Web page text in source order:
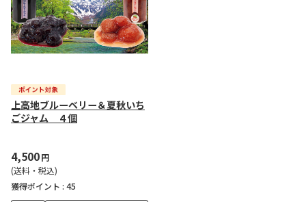
上高地ブルーベリー＆夏秋いち
ごジャム ４個
4,500円
(送料・税込)
獲得ポイント : 45